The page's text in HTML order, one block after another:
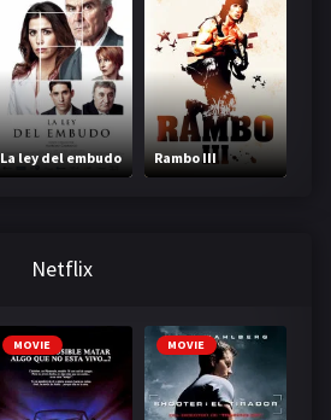
La ley del embudo Rambo III
Netflix
MOVIE MOVIE